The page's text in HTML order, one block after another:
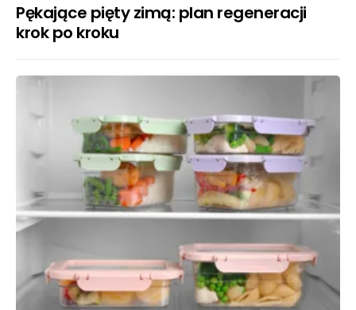
Pękające pięty zimą: plan regeneracji
krok po kroku